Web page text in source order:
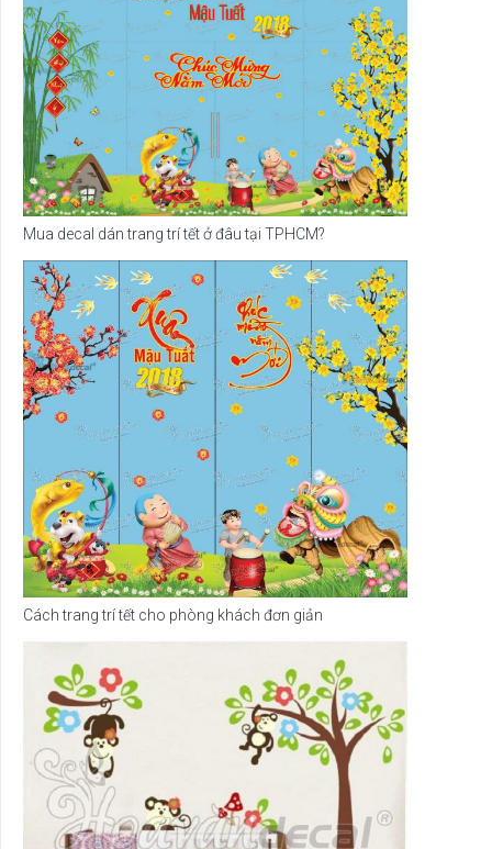
Mua decal dán trang trí tết ở đâu tại TPHCM?
Cách trang trí tết cho phòng khách đơn giản